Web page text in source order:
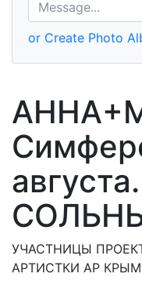
or Create Photo
УЧАСТНИЦЫ
АРТИСТКИ АР